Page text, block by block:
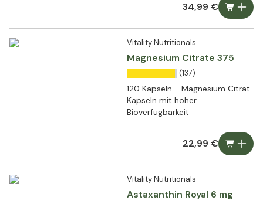
34,99 €
Vitality Nutritionals
Magnesium Citrate 375
(137)
120 Kapseln - Magnesium Citrat
Kapseln mit hoher
Bioverfügbarkeit
22,99 €
Vitality Nutritionals
Astaxanthin Royal 6 mg